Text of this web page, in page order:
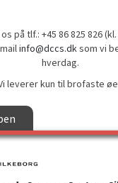
på tlf.: +45 86 825 826
info@dccs.dksom vi
hverdag.
leverer kun til brofaste